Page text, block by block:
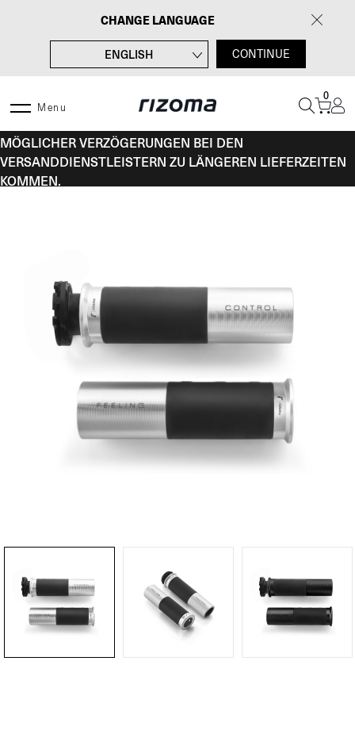
CHANGE LANGUAGE
ENGLISH
ITALIANO
ESPAÑOL
CONTINUE
Menu
0
MÖGLICHER VERZÖGERUNGEN BEI DEN
VERSANDDIENSTLEISTERN ZU LÄNGEREN LIEFERZEITEN
KOMMEN.